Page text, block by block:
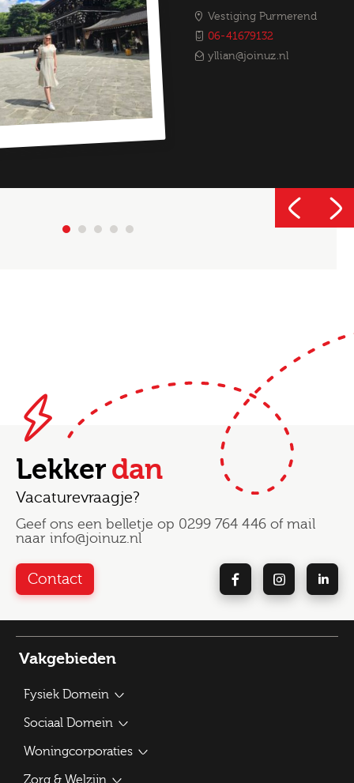
Vestiging Purmerend
06-41679132
yllian@joinuz.nl
Lekkerdan
Vacaturevraagje?
Geef ons een belletje op 0299 764 446 of mail
naar info@joinuz.nl
Contact
Vakgebieden
Fysiek Domein
Bouwplantoetser
Vergunningverlener APV
Sociaal Domein
Beleidsadviseur Sociaal Domein
Vacatures WMO-consulent
Jeugdconsulent
Woningcorporaties
Verhuurmakelaar
Zorg & Welzijn